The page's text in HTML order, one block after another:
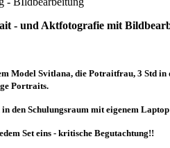
- und Aktfotografie mit
Model Svitlana, die Potraitfrau, 3 Std
Portraits.
in den Schulungsraum mit eigenem
Set eins - kritische Begutachtung!!